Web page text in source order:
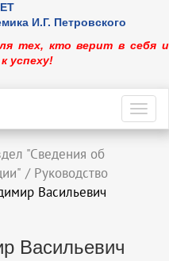
И.Г. Петровского
тех, кто верит в себя и
успеху!
"Сведения об
/ Руководство
Васильевич
Васильевич